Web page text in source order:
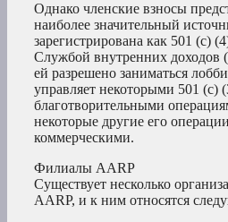
Однако членские взносы
наиболее значительный
зарегистрирована как 501 (c)
Службой внутренних доходов
ей разрешено заниматься
управляет некоторыми 501 (c)
благотворительными
некоторые другие его
коммерческими.
Филиалы AARP
Существует несколько
AARP, и к ним относятся